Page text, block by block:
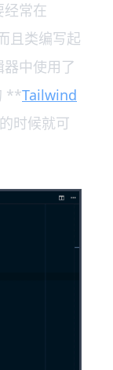
经常在
且类编写起
中使用了
**Tailwind
时候就可